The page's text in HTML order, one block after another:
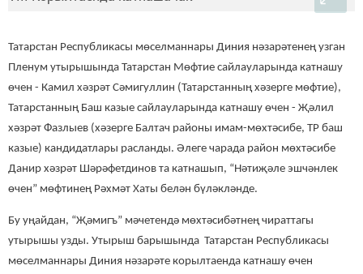
Татарстан Республикасы мөселманнары Диния нәзарәтенең узган
Пленум утырышында Татарстан Мөфтие сайлауларында катнашу
өчен - Камил хәзрәт Сәмигуллин (Татарстанның хәзерге мөфтие),
Татарстанның Баш казые сайлауларында катнашу өчен - Җәлил
хәзрәт Фазлыев (хәзерге Балтач районы имам-мөхтәсибе, ТР баш
казые) кандидатлары расланды. Әлеге чарада район мөхтәсибе
Данир хәзрәт Шәрәфетдинов та катнашып, “Нәтиҗәле эшчәнлек
өчен” мөфтинең Рәхмәт Хаты белән бүләкләнде.
Бу уңайдан, “Җәмигъ” мәчетендә мөхтәсибәтнең чираттагы
утырышы узды. Утырыш барышында Татарстан Республикасы
мөселманнары Диния нәзарәте корылтаенда катнашу өчен